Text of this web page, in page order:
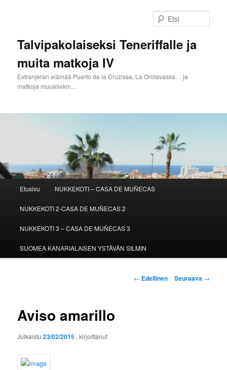
Talvipakolaiseksi Teneriffalle ja
muita matkoja IV
Extranjeran elämää Puerto de la Cruzissa, La Orotavassa… ja
matkoja muuallekin…
Etusivu NUKKEKOTI – CASA DE MUÑECAS
NUKKEKOTI 2-CASA DE MUÑECAS 2
NUKKEKOTI 3 – CASA DE MUÑECAS 3
SUOMEA KANARIALAISEN YSTÄVÄN SILMIN
Artikkelien
← Edellinen Seuraava →
Aviso amarillo
Julkaistu23/02/2015 , kirjoittanut